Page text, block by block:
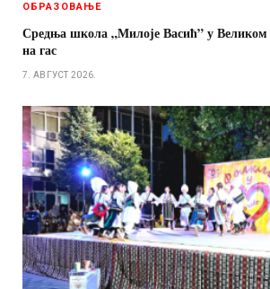
ОБРАЗОВАЊЕ
Средња школа „Милоје Васић” у
на гас
7. АВГУСТ 2026.